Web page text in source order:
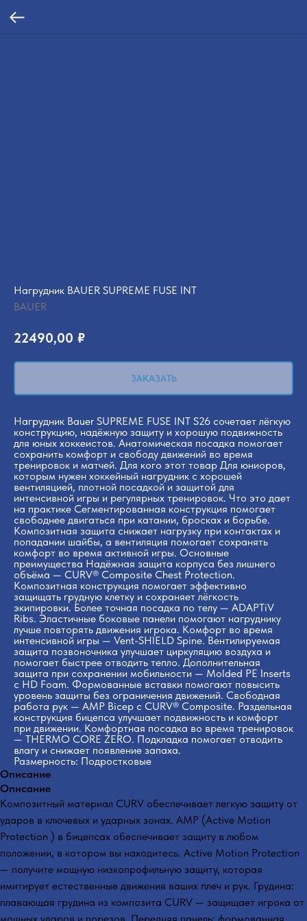
Нагрудник BAUER SUPREME FUSE INT
BAUER
22490,00 ₽
ЗАКАЗАТЬ
Нагрудник Bauer SUPREME FUSE INT S26 сочетает лёгкую
конструкцию, надёжную защиту и хорошую подвижность
для юных хоккеистов. Анатомическая посадка помогает
сохранить комфорт и свободу движений во время
тренировок и матчей. Для кого этот товар Для юниоров,
которым нужен хоккейный нагрудник с хорошей
вентиляцией, плотной посадкой и защитой для
интенсивной игры и регулярных тренировок. Что это дает
на практике Сегментированная конструкция помогает
свободнее двигаться при катании, бросках и борьбе.
Композитная защита снижает нагрузку при контактах и
попадании шайбы, а вентиляция помогает сохранять
комфорт во время активной игры. Основные
преимущества Надёжная защита корпуса без лишнего
объёма — CURV® Composite Chest Protection.
Композитная конструкция помогает эффективно
защищать грудную клетку и сохраняет лёгкость
экипировки. Более точная посадка по телу — ADAPTiV
Ribs. Эластичные боковые панели помогают нагруднику
лучше повторять движения игрока. Комфорт во время
интенсивной игры — Vent-SHIELD Spine. Вентилируемая
защита позвоночника улучшает циркуляцию воздуха и
помогает быстрее отводить тепло. Дополнительная
защита при сохранении мобильности — Molded PE Inserts
с HD Foam. Формованные вставки помогают повысить
уровень защиты без ограничения движений. Свободная
работа рук — AMP Bicep с CURV® Composite. Раздельная
конструкция бицепса улучшает подвижность и комфорт
при движении. Комфортная посадка во время тренировок
— THERMO CORE ZERO. Подкладка помогает отводить
влагу и снижает появление запаха.
Размерность: Подростковые
Описание
Описание
Композитный материал CURV обеспечивает легкую защиту от
ударов в ключевых и ударных зонах. AMP (Active Motion
Protection ) в бицепсах обеспечивает защиту в любом
положении, в котором вы находитесь. Active Motion Protection
— получите мощную низкопрофильную защиту, которая
имитирует естественные движения ваших плеч и рук. Грудина:
плавающая грудина из композита CURV — защищает игрока от